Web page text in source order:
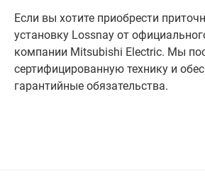
Если вы хотите приобрести
установку Lossnay от
компании Mitsubishi Electric. Мы
сертифицированную технику и
гарантийные обязательства.